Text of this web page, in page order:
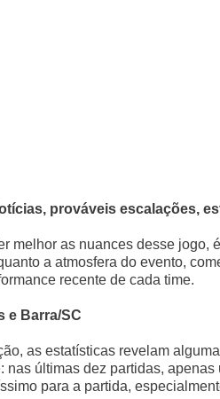
prováveis escalações,
melhor as nuances desse jogo,
a atmosfera do evento,
recente de cada time.
e Barra/SC
as estatísticas revelam
nas últimas dez partidas,
para a partida,